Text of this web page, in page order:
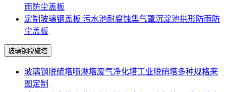
雨防尘盖板
定制玻璃钢盖板 污水池耐腐蚀集气罩沉淀池拱形防雨防
尘盖板
玻璃钢脱硫塔
玻璃钢脱硫塔喷淋塔废气净化塔工业脱硝塔多种规格来
图定制